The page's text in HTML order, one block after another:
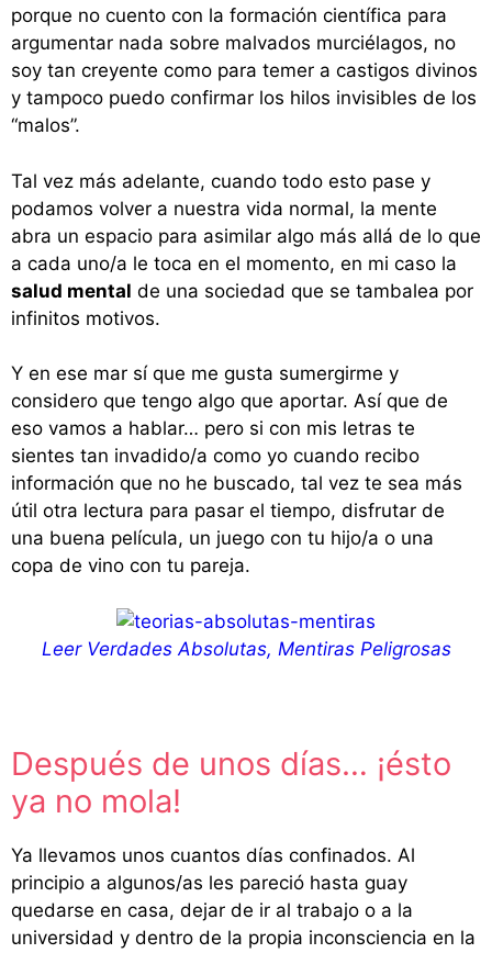
porque no cuento con la formación científica para
argumentar nada sobre malvados murciélagos, no
soy tan creyente como para temer a castigos divinos
y tampoco puedo confirmar los hilos invisibles de los
“malos”.
Tal vez más adelante, cuando todo esto pase y
podamos volver a nuestra vida normal, la mente
abra un espacio para asimilar algo más allá de lo que
a cada uno/a le toca en el momento, en mi caso la
salud mental de una sociedad que se tambalea por
infinitos motivos.
Y en ese mar sí que me gusta sumergirme y
considero que tengo algo que aportar. Así que de
eso vamos a hablar… pero si con mis letras te
sientes tan invadido/a como yo cuando recibo
información que no he buscado, tal vez te sea más
útil otra lectura para pasar el tiempo, disfrutar de
una buena película, un juego con tu hijo/a o una
copa de vino con tu pareja.
Leer Verdades Absolutas, Mentiras Peligrosas
Después de unos días… ¡ésto
ya no mola!
Ya llevamos unos cuantos días confinados. Al
principio a algunos/as les pareció hasta guay
quedarse en casa, dejar de ir al trabajo o a la
universidad y dentro de la propia inconsciencia en la